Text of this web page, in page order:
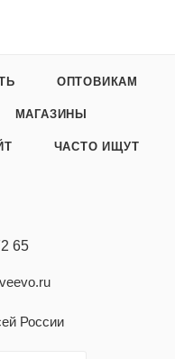
ОПТОВИКАМ
МАГАЗИНЫ
ЧАСТО ИЩУТ
65
России